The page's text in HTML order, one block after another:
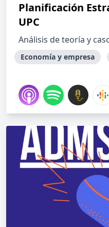
Planificación
UPC
Análisis de teoría y
Economía y empresa